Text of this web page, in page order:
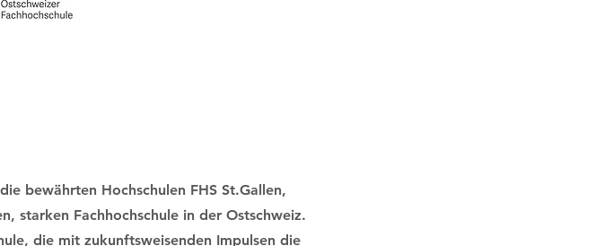
bewährten Hochschulen FHS St.Gallen,
starken Fachhochschule in der Ostschweiz.
die mit zukunftsweisenden Impulsen die